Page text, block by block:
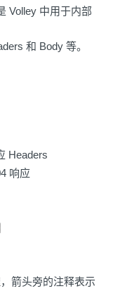
Volley 中用于内部
和 Body 等。
Headers
响应
箭头旁的注释表示